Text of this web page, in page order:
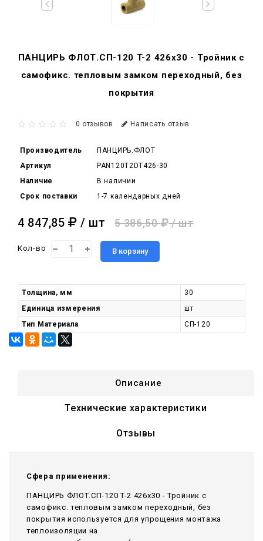
ПАНЦИРЬ ФЛОТ.СП-120 T-2 426x30 - Тройник c
самофикс. тепловым замком переходный, без
покрытия
0 отзывов Написать отзыв
Производитель
ПАНЦИРЬ.ФЛОТ
Артикул
PAN120T2DT426-30
Наличие
В наличии
Срок поставки
1-7 календарных дней
4 847,85 / шт 5 386,50 / шт
Кол-во В корзину
Толщина, мм
30
Единица измерения
шт
Тип Материала
СП-120
Описание
Технические характеристики
Отзывы
Сфера применения:
ПАНЦИРЬ ФЛОТ.СП-120 T-2 426x30 - Тройник c
самофикс. тепловым замком переходный, без
покрытия используется для упрощения монтажа
теплоизоляции на